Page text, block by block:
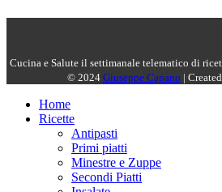
Cucina e Salute il settimanale telematico di
© 2024 Giuseppe Capano |
Home
Ricette
Antipasti
Primi piatti
Minestre e Zuppe
Secondi Piatti